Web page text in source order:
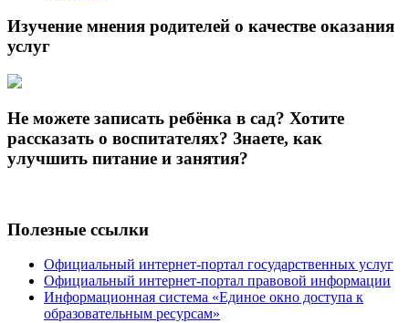
Изучение мнения родителей о качестве оказания
услуг
Не можете записать ребёнка в сад? Хотите
рассказать о воспитателях? Знаете, как
улучшить питание и занятия?
Полезные ссылки
Официальный интернет-портал государственных услуг
Официальный интернет-портал правовой информации
Информационная система «Единое окно доступа к
образовательным ресурсам»